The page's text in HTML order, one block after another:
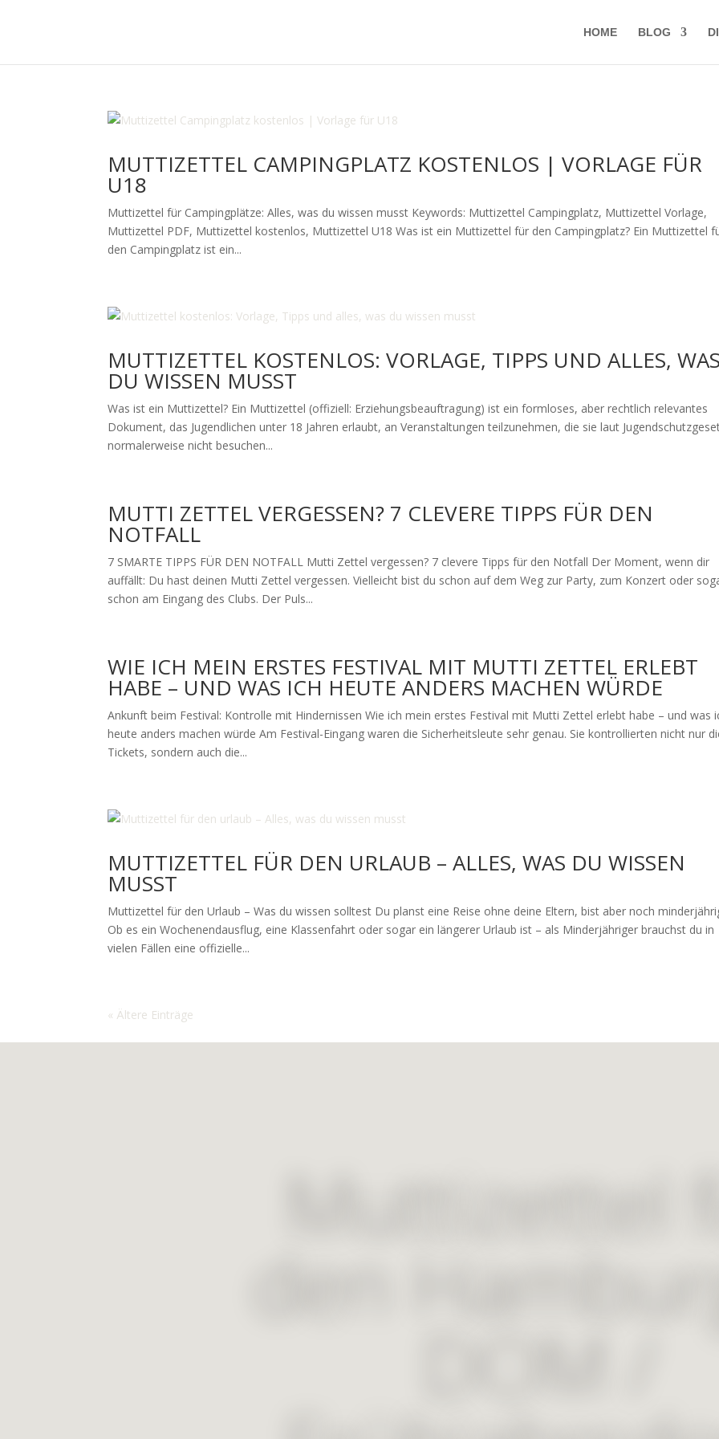
HOME BLOG
MUTTIZETTEL CAMPINGPLATZ KOSTENLOS | VORLAGE FÜR
U18
Muttizettel für Campingplätze: Alles, was du wissen musst Keywords: Muttizettel Campingplatz, Muttizettel Vorlage,
Muttizettel PDF, Muttizettel kostenlos, Muttizettel U18 Was ist ein Muttizettel für den Campingplatz? Ein Muttizettel
den Campingplatz ist ein...
MUTTIZETTEL KOSTENLOS: VORLAGE, TIPPS UND ALLES,
DU WISSEN MUSST
Was ist ein Muttizettel? Ein Muttizettel (offiziell: Erziehungsbeauftragung) ist ein formloses, aber rechtlich relevantes
Dokument, das Jugendlichen unter 18 Jahren erlaubt, an Veranstaltungen teilzunehmen, die sie laut
normalerweise nicht besuchen...
MUTTI ZETTEL VERGESSEN? 7 CLEVERE TIPPS FÜR DEN
NOTFALL
7 SMARTE TIPPS FÜR DEN NOTFALL Mutti Zettel vergessen? 7 clevere Tipps für den Notfall Der Moment, wenn dir
auffällt: Du hast deinen Mutti Zettel vergessen. Vielleicht bist du schon auf dem Weg zur Party, zum Konzert oder
schon am Eingang des Clubs. Der Puls...
WIE ICH MEIN ERSTES FESTIVAL MIT MUTTI ZETTEL ERLEBT
HABE – UND WAS ICH HEUTE ANDERS MACHEN WÜRDE
Ankunft beim Festival: Kontrolle mit Hindernissen Wie ich mein erstes Festival mit Mutti Zettel erlebt habe – und was
heute anders machen würde Am Festival-Eingang waren die Sicherheitsleute sehr genau. Sie kontrollierten nicht nur
Tickets, sondern auch die...
MUTTIZETTEL FÜR DEN URLAUB – ALLES, WAS DU WISSEN
MUSST
Muttizettel für den Urlaub – Was du wissen solltest Du planst eine Reise ohne deine Eltern, bist aber noch
Ob es ein Wochenendausflug, eine Klassenfahrt oder sogar ein längerer Urlaub ist – als Minderjähriger brauchst du in
vielen Fällen eine offizielle...
« Ältere Einträge